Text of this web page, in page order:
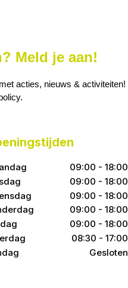
Meld je aan!
acties, nieuws & activiteiten!
.
09:00 - 18:00
09:00 - 18:00
09:00 - 18:00
09:00 - 18:00
09:00 - 18:00
08:30 - 17:00
Gesloten